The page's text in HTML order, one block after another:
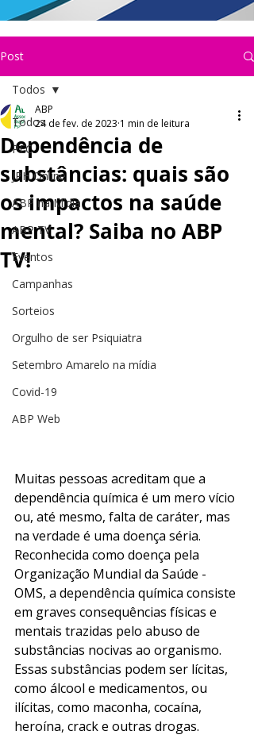
Post
Todos
PEC
JPH Online
ABP na Mídia
ABP TV
Eventos
Campanhas
Sorteios
Orgulho de ser Psiquiatra
Setembro Amarelo na mídia
Covid-19
ABP Web
Todos
Dependência de
substâncias: quais são
os impactos na saúde
mental? Saiba no ABP
TV!
ABP
24 de fev. de 2023 1 min de leitura
Muitas pessoas acreditam que a
dependência química é um mero vício
ou, até mesmo, falta de caráter, mas
na verdade é uma doença séria.
Reconhecida como doença pela
Organização Mundial da Saúde -
OMS, a dependência química consiste
em graves consequências físicas e
mentais trazidas pelo abuso de
substâncias nocivas ao organismo.
Essas substâncias podem ser lícitas,
como álcool e medicamentos, ou
ilícitas, como maconha, cocaína,
heroína, crack e outras drogas.